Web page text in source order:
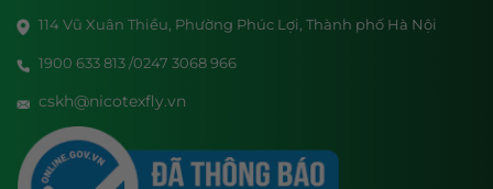
114 Vũ Xuân Thiều, Phường Phúc Lợi, Thành phố Hà Nội
1900 633 813 /0247 3068 966
cskh@nicotexfly.vn